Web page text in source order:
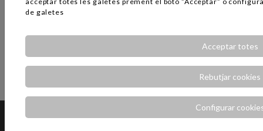
de galetes
Acceptar totes
Rebutjar cookies
Configurar